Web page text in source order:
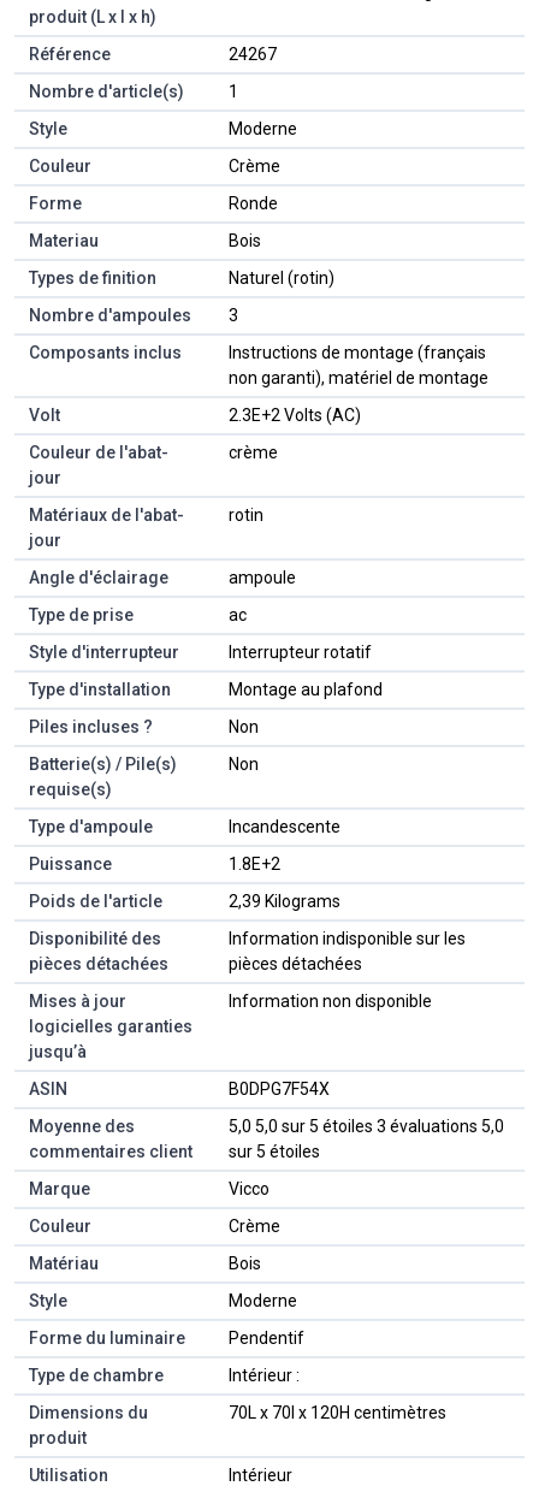
produit (L x l x h)
Référence
‎24267
Nombre d'article(s)
‎1
Style
‎Moderne
Couleur
‎Crème
Forme
‎Ronde
Materiau
‎Bois
Types de finition
‎Naturel (rotin)
Nombre d'ampoules
‎3
Composants inclus
‎Instructions de montage (français
non garanti), matériel de montage
Volt
‎2.3E+2 Volts (AC)
Couleur de l'abat-
jour
‎crème
Matériaux de l'abat-
jour
‎rotin
Angle d'éclairage
‎ampoule
Type de prise
‎ac
Style d'interrupteur
‎Interrupteur rotatif
Type d'installation
‎Montage au plafond
Piles incluses ?
‎Non
Batterie(s) / Pile(s)
requise(s)
‎Non
Type d'ampoule
‎Incandescente
Puissance
‎1.8E+2
Poids de l'article
‎2,39 Kilograms
Disponibilité des
pièces détachées
‎Information indisponible sur les
pièces détachées
Mises à jour
logicielles garanties
jusqu’à
‎Information non disponible
ASIN
B0DPG7F54X
Moyenne des
commentaires client
5,0 5,0 sur 5 étoiles 3 évaluations 5,0
sur 5 étoiles
Marque
Vicco
Couleur
Crème
Matériau
Bois
Style
Moderne
Forme du luminaire
Pendentif
Type de chambre
Intérieur :
Dimensions du
produit
70L x 70l x 120H centimètres
Utilisation
Intérieur